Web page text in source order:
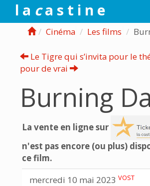
l a ca s t i n e
Cinéma Les films
Le Tigre qui s’invita pour le
pour de vrai
Burning
La vente en ligne sur
n'est pas encore (ou plus)
ce film.
mercredi 10 mai 2023 VOST